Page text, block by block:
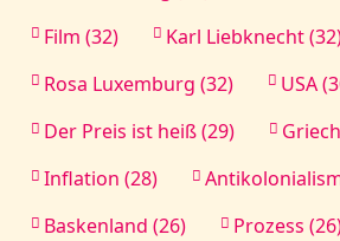
Film (32)
Karl Liebknecht
Rosa Luxemburg (32)
USA
Der Preis ist heiß (29)
Inflation (28)
Baskenland (26)
Prozess